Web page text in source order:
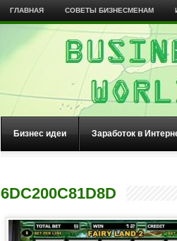
ГЛАВНАЯ СОВЕТЫ БИЗНЕСМЕНАМ
Бизнес идеи Заработок в
6DC200C81D8D